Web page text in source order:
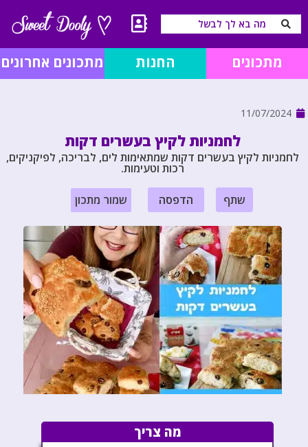
מתכונים החנות מתכונים אחרונים
11/07/2024
לחמניות לקיץ בעשרים דקות
לחמניות לקיץ בעשרים דקות שמתאימות לים, לבריכה, לפיקניקים,
רכות וטעימות.
שתף הדפסה שמור מתכון
מה צריך